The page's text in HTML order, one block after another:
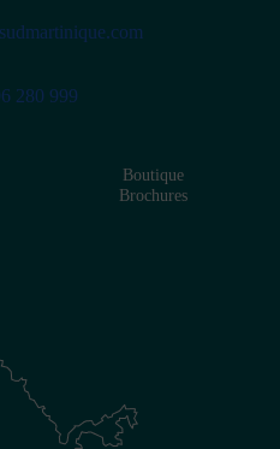
280 999
Boutique
Brochures